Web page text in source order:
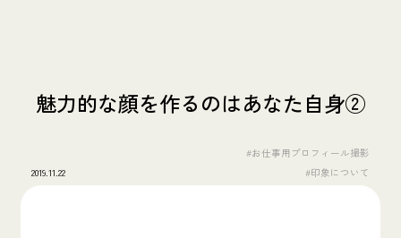
魅力的な顔を作るのはあなた自身②
2019.11.22
#お仕事用プロフィール撮影
#印象について